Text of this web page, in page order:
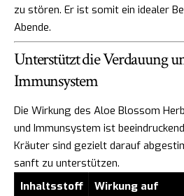
zu stören. Er ist somit ein idealer
Abende.
Unterstützt die Verdauung
Immunsystem
Die Wirkung des Aloe Blossom
und Immunsystem ist
Kräuter sind gezielt darauf
sanft zu unterstützen.
Inhaltsstoff
Wirkung auf